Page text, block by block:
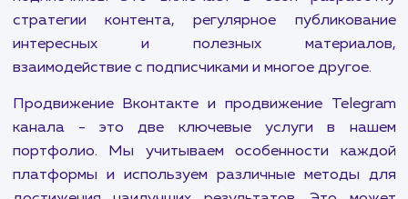
максимально эффективно использовать
социальных сетей. Мы предлагаем
решения, которые помогут вам привлечь и
целевую аудиторию, увеличить
бренда и увеличить продажи в Нефтекамске.
Продвижение в социальных сетях — это
мероприятий, которые помогут вам